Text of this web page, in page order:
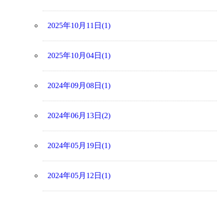
2025年10月11日(1)
2025年10月04日(1)
2024年09月08日(1)
2024年06月13日(2)
2024年05月19日(1)
2024年05月12日(1)